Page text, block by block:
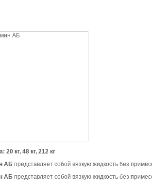
20 кг, 48 кг, 212 кг
АБ представляет собой вязкую жидкость без
АБ представляет собой вязкую жидкость без